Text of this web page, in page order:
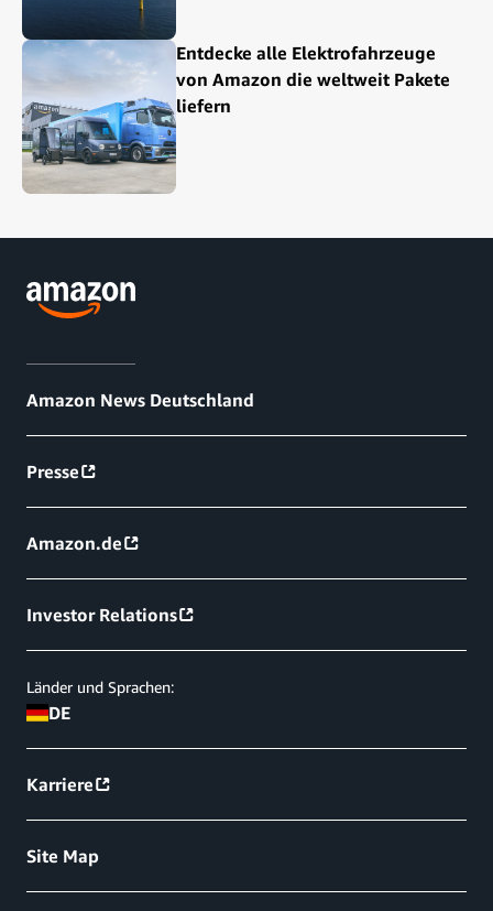
Entdecke alle Elektrofahrzeuge
von Amazon die weltweit Pakete
liefern
Amazon News Deutschland
Presse
Amazon.de
Investor Relations
Länder und Sprachen:
DE
Karriere
Site Map